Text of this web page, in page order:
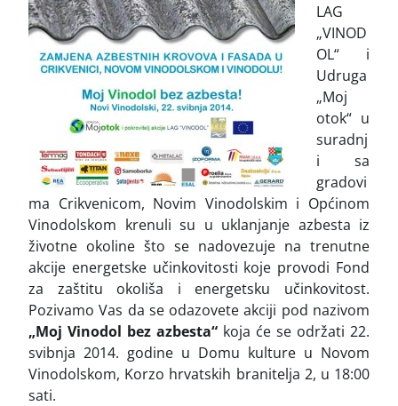
LAG
„VINOD
OL“ i
Udruga
„Moj
otok“ u
suradnj
i sa
gradovi
ma Crikvenicom, Novim Vinodolskim i Općinom
Vinodolskom krenuli su u uklanjanje azbesta iz
životne okoline što se nadovezuje na trenutne
akcije energetske učinkovitosti koje provodi Fond
za zaštitu okoliša i energetsku učinkovitost.
Pozivamo Vas da se odazovete akciji pod nazivom
„Moj Vinodol bez azbesta“ koja će se održati 22.
svibnja 2014. godine u Domu kulture u Novom
Vinodolskom, Korzo hrvatskih branitelja 2, u 18:00
sati.